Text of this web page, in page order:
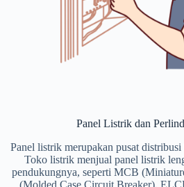
Panel Listrik dan
Panel listrik merupakan pusat
Toko listrik menjual panel listrik
pendukungnya, seperti MCB
(Molded Case Circuit Breaker),